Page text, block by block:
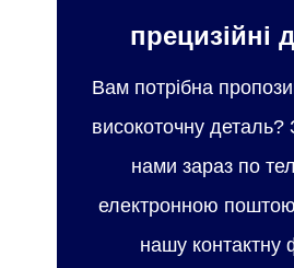
прецизійні
Вам потрібна
високоточну деталь?
нами зараз по
електронною
нашу контактну